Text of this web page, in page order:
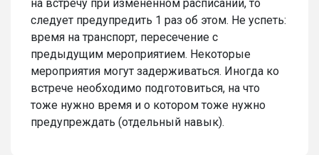
на встречу при изменённом расписании, то
следует предупредить 1 раз об этом. Не успеть:
время на транспорт, пересечение с
предыдущим мероприятием. Некоторые
мероприятия могут задерживаться. Иногда ко
встрече необходимо подготовиться, на что
тоже нужно время и о котором тоже нужно
предупреждать (отдельный навык).